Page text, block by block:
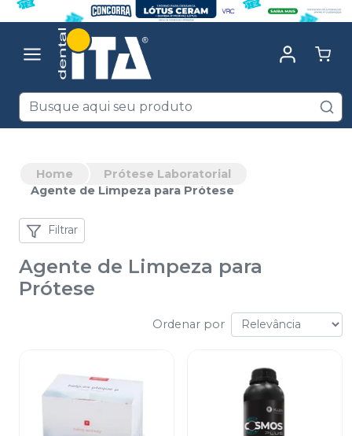
Home
Prótese Laboratorial
Agente de Limpeza para Prótese
Filtrar
Agente de Limpeza para
Prótese
Ordenar por